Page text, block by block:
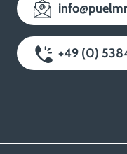
+49 (0)